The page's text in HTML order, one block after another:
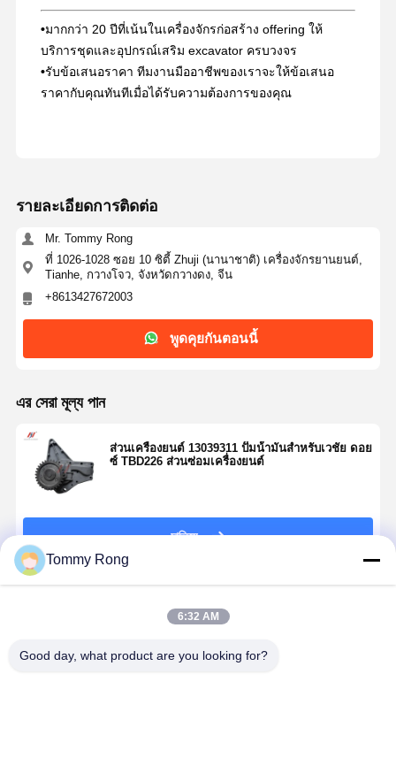
•มากกว่า 20 ปีที่เน้นในเครื่องจักรก่อสร้าง offering ให้
บริการชุดและอุปกรณ์เสริม excavator ครบวงจร
•รับข้อเสนอราคา ทีมงานมืออาชีพของเราจะให้ข้อเสนอ
ราคากับคุณทันทีเมื่อได้รับความต้องการของคุณ
รายละเอียดการติดต่อ
Mr. Tommy Rong
ที่ 1026-1028 ซอย 10 ซิตี้ Zhuji (นานาชาติ) เครื่องจักรยานยนต์,
Tianhe, กวางโจว, จังหวัดกวางดง, จีน
+8613427672003
พูดคุยกันตอนนี้
এর সেরা মূল্য পান
ส่วนเครื่องยนต์ 13039311 ปั๊มน้ํามันสําหรับเวชัย ดอย
ซ์ TBD226 ส่วนซ่อมเครื่องยนต์
চালিয়ে
Tommy Rong
6:32 AM
Good day, what product are you looking for?